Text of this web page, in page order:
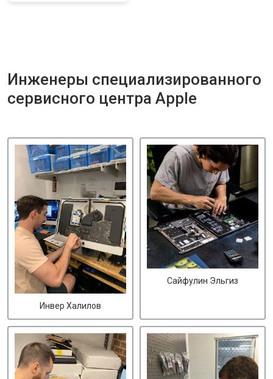
Инженеры специализированного
сервисного центра Apple
Инвер Халилов
Сайфулин Эльгиз